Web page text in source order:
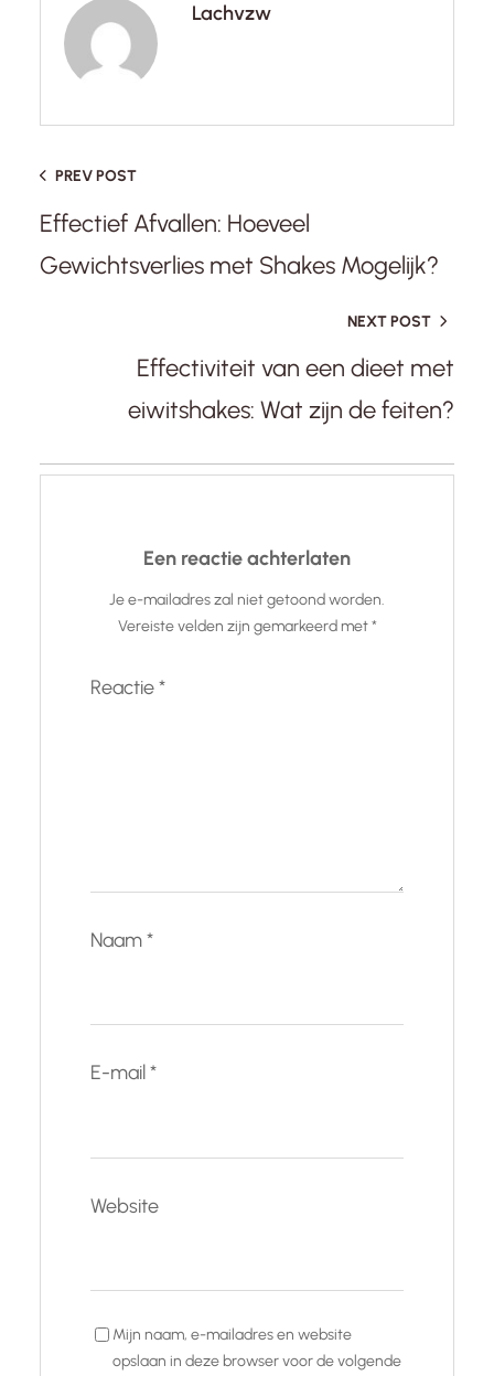
Lachvzw
PREV POST
Effectief Afvallen: Hoeveel
Gewichtsverlies met Shakes Mogelijk?
NEXT POST
Effectiviteit van een dieet met
eiwitshakes: Wat zijn de feiten?
Een reactie achterlaten
Je e-mailadres zal niet getoond worden.
Vereiste velden zijn gemarkeerd met*
Reactie*
Naam*
E-mail*
Website
Mijn naam, e-mailadres en website
opslaan in deze browser voor de volgende